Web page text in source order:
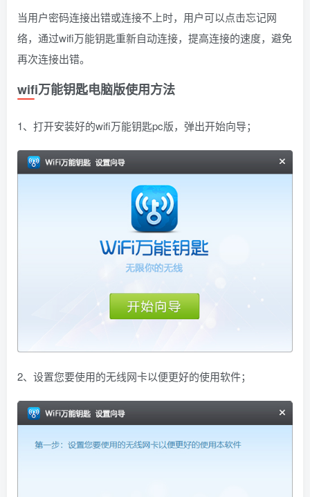
当用户密码连接出错或连接不上时，用户可以点击忘记网
络，通过wifi万能钥匙重新自动连接，提高连接的速度，避免
再次连接出错。
wifi万能钥匙电脑版使用方法
1、打开安装好的wifi万能钥匙pc版，弹出开始向导；
2、设置您要使用的无线网卡以便更好的使用软件；